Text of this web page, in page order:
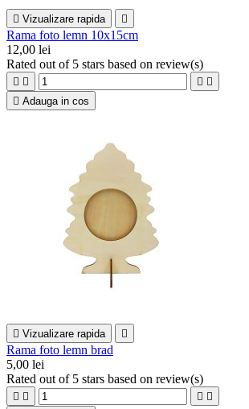
 Vizualizare rapida 
Rama foto lemn 10x15cm
12,00 lei
Rated out of 5 stars based on review(s)
   
 Adauga in cos
 Vizualizare rapida 
Rama foto lemn brad
5,00 lei
Rated out of 5 stars based on review(s)
   